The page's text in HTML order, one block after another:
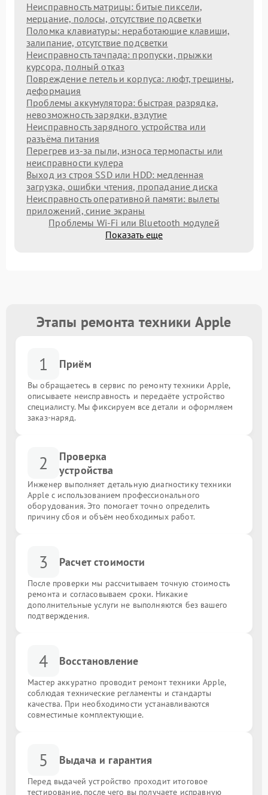
Неисправность матрицы: битые пиксели,
мерцание, полосы, отсутствие подсветки
Поломка клавиатуры: неработающие клавиши,
залипание, отсутствие подсветки
Неисправность тачпада: пропуски, прыжки
курсора, полный отказ
Повреждение петель и корпуса: люфт, трещины,
деформация
Проблемы аккумулятора: быстрая разрядка,
невозможность зарядки, вздутие
Неисправность зарядного устройства или
разъёма питания
Перегрев из‑за пыли, износа термопасты или
неисправности кулера
Выход из строя SSD или HDD: медленная
загрузка, ошибки чтения, пропадание диска
Неисправность оперативной памяти: вылеты
приложений, синие экраны
Проблемы Wi‑Fi или Bluetooth модулей
Показать еще
Этапы ремонта техники Apple
1 Приём
Вы обращаетесь в сервис по ремонту техники Apple,
описываете неисправность и передаёте устройство
специалисту. Мы фиксируем все детали и оформляем
заказ-наряд.
2
Проверка
устройства
Инженер выполняет детальную диагностику техники
Apple с использованием профессионального
оборудования. Это помогает точно определить
причину сбоя и объём необходимых работ.
3 Расчет стоимости
После проверки мы рассчитываем точную стоимость
ремонта и согласовываем сроки. Никакие
дополнительные услуги не выполняются без вашего
подтверждения.
4 Восстановление
Мастер аккуратно проводит ремонт техники Apple,
соблюдая технические регламенты и стандарты
качества. При необходимости устанавливаются
совместимые комплектующие.
5 Выдача и гарантия
Перед выдачей устройство проходит итоговое
тестирование, после чего вы получаете исправную